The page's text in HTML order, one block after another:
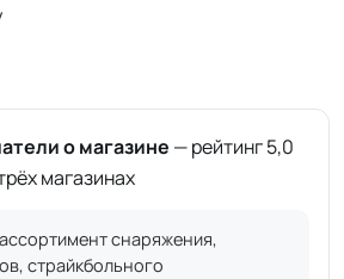
о магазине — рейтинг 5,0
магазинах
снаряжения,
страйкбольного